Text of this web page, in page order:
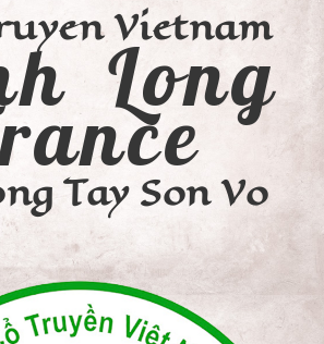
Vietnam
Long
Tay Son Vo